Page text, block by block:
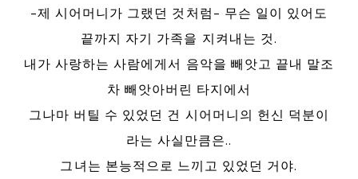
-제 시어머니가 그랬던 것처럼- 무슨 일이 있어도
끝까지 자기 가족을 지켜내는 것.
내가 사랑하는 사람에게서 음악을 빼앗고 끝내 말조
차 빼앗아버린 타지에서
그나마 버틸 수 있었던 건 시어머니의 헌신 덕분이
라는 사실만큼은..
그녀는 본능적으로 느끼고 있었던 거야.